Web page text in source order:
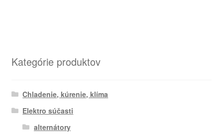
Kategórie produktov
Chladenie, kúrenie, klíma
Elektro súčasti
alternátory